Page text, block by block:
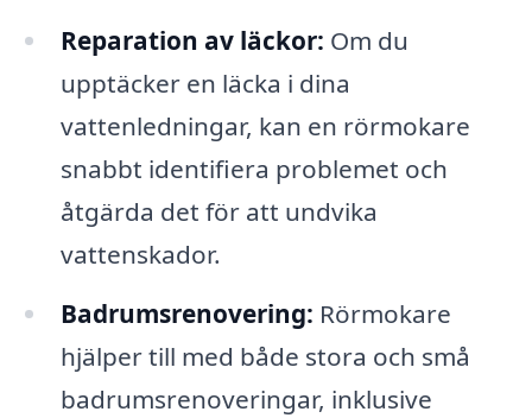
Reparation av läckor: Om du
upptäcker en läcka i dina
vattenledningar, kan en rörmokare
snabbt identifiera problemet och
åtgärda det för att undvika
vattenskador.
Badrumsrenovering: Rörmokare
hjälper till med både stora och små
badrumsrenoveringar, inklusive